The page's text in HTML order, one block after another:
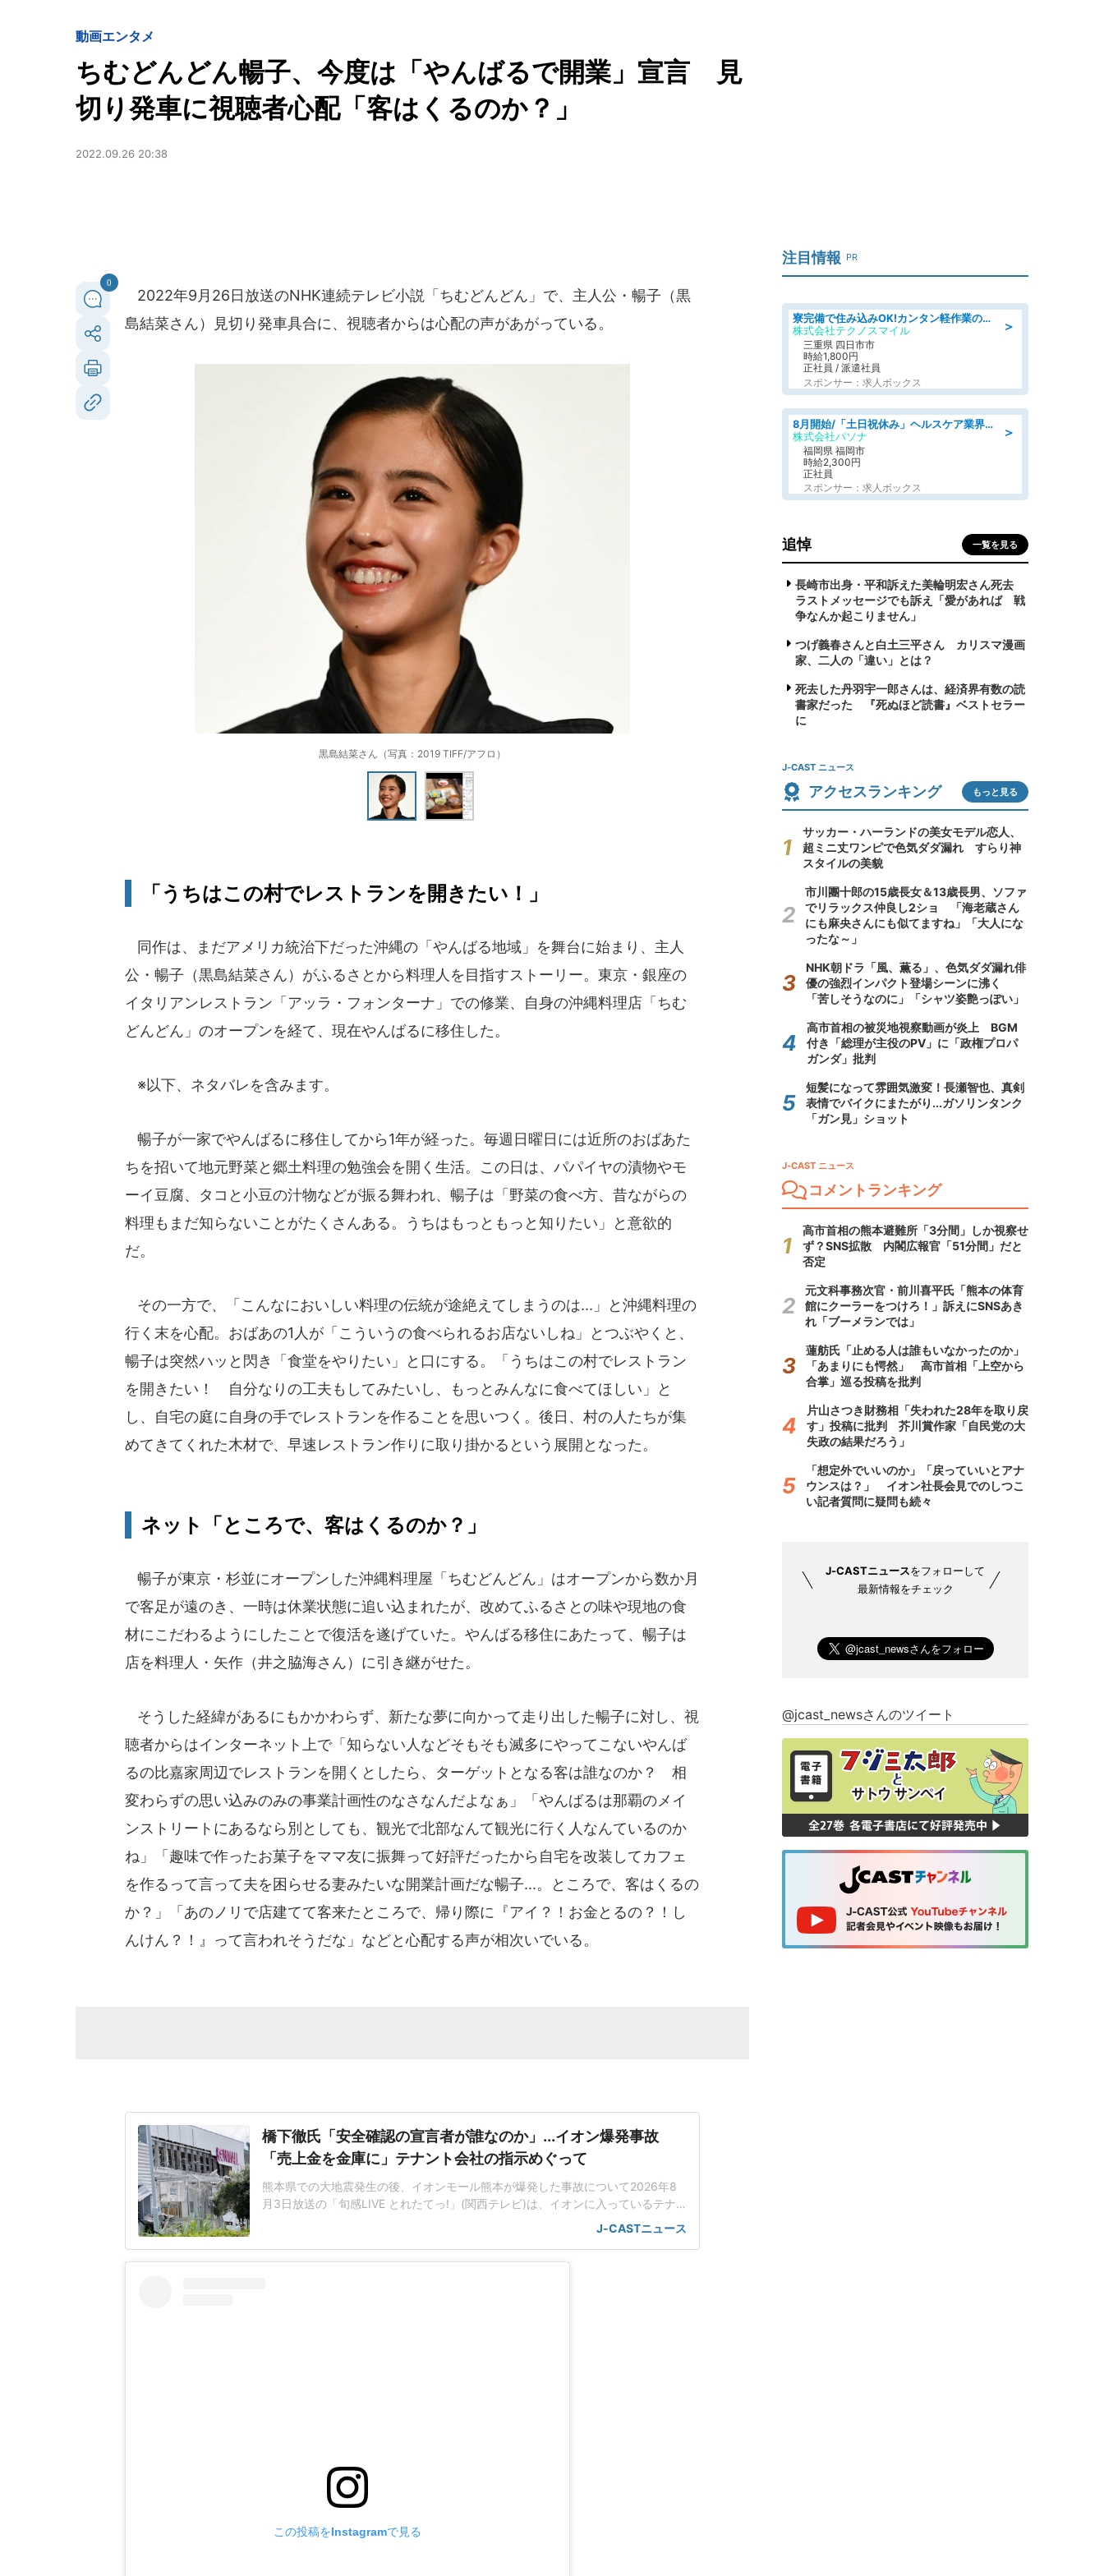
動画エンタメ
ちむどんどん暢子、今度は「やんばるで開業」宣言 見
切り発車に視聴者心配「客はくるのか？」
2022.09.26 20:38
0
2022年9月26日放送のNHK連続テレビ小説「ちむどんどん」で、主人公・暢子（黒
島結菜さん）見切り発車具合に、視聴者からは心配の声があがっている。
黒島結菜さん（写真：2019 TIFF/アフロ）
「うちはこの村でレストランを開きたい！」
同作は、まだアメリカ統治下だった沖縄の「やんばる地域」を舞台に始まり、主人
公・暢子（黒島結菜さん）がふるさとから料理人を目指すストーリー。東京・銀座の
イタリアンレストラン「アッラ・フォンターナ」での修業、自身の沖縄料理店「ちむ
どんどん」のオープンを経て、現在やんばるに移住した。
※以下、ネタバレを含みます。
暢子が一家でやんばるに移住してから1年が経った。毎週日曜日には近所のおばあた
ちを招いて地元野菜と郷土料理の勉強会を開く生活。この日は、パパイヤの漬物やモ
ーイ豆腐、タコと小豆の汁物などが振る舞われ、暢子は「野菜の食べ方、昔ながらの
料理もまだ知らないことがたくさんある。うちはもっともっと知りたい」と意欲的
だ。
その一方で、「こんなにおいしい料理の伝統が途絶えてしまうのは...」と沖縄料理の
行く末を心配。おばあの1人が「こういうの食べられるお店ないしね」とつぶやくと、
暢子は突然ハッと閃き「食堂をやりたい」と口にする。「うちはこの村でレストラン
を開きたい！ 自分なりの工夫もしてみたいし、もっとみんなに食べてほしい」と
し、自宅の庭に自身の手でレストランを作ることを思いつく。後日、村の人たちが集
めてきてくれた木材で、早速レストラン作りに取り掛かるという展開となった。
ネット「ところで、客はくるのか？」
暢子が東京・杉並にオープンした沖縄料理屋「ちむどんどん」はオープンから数か月
で客足が遠のき、一時は休業状態に追い込まれたが、改めてふるさとの味や現地の食
材にこだわるようにしたことで復活を遂げていた。やんばる移住にあたって、暢子は
店を料理人・矢作（井之脇海さん）に引き継がせた。
そうした経緯があるにもかかわらず、新たな夢に向かって走り出した暢子に対し、視
聴者からはインターネット上で「知らない人などそもそも滅多にやってこないやんば
るの比嘉家周辺でレストランを開くとしたら、ターゲットとなる客は誰なのか？ 相
変わらずの思い込みのみの事業計画性のなさなんだよなぁ」「やんばるは那覇のメイ
ンストリートにあるなら別としても、観光で北部なんて観光に行く人なんているのか
ね」「趣味で作ったお菓子をママ友に振舞って好評だったから自宅を改装してカフェ
を作るって言って夫を困らせる妻みたいな開業計画だな暢子...。ところで、客はくるの
か？」「あのノリで店建てて客来たところで、帰り際に『アイ？！お金とるの？！し
んけん？！』って言われそうだな」などと心配する声が相次いでいる。
橋下徹氏「安全確認の宣言者が誰なのか」...イオン爆発事故
「売上金を金庫に」テナント会社の指示めぐって
熊本県での大地震発生の後、イオンモール熊本が爆発した事故について2026年8
月3日放送の「旬感LIVE とれたてっ!」(関西テレビ)は、イオンに入っているテナ
ント会社の幹部が避難した従業員2人に売上金を金庫に入れるように指示したこと
で爆発事故の犠牲になったことを取り上げた。店内に戻った5分後に爆破が起きた
J-CASTニュース
この投稿をInstagramで見る
注目情報 PR
＞
寮完備で住み込みOK!カンタン軽作業のお仕事 denso aichi
株式会社テクノスマイル
三重県 四日市市
時給1,800円
正社員 / 派遣社員
スポンサー：求人ボックス
＞
8月開始/「土日祝休み」ヘルスケア業界の産業保健師/高時給/未経験OK/要資格:保健師、正看護師
株式会社パソナ
福岡県 福岡市
時給2,300円
正社員
スポンサー：求人ボックス
追悼 一覧を見る
長崎市出身・平和訴えた美輪明宏さん死去
ラストメッセージでも訴え「愛があれば 戦
争なんか起こりません」
つげ義春さんと白土三平さん カリスマ漫画
家、二人の「違い」とは？
死去した丹羽宇一郎さんは、経済界有数の読
書家だった 『死ぬほど読書』ベストセラー
に
J-CAST ニュース
アクセスランキング もっと見る
サッカー・ハーランドの美女モデル恋人、
超ミニ丈ワンピで色気ダダ漏れ すらり神
スタイルの美貌
市川團十郎の15歳長女＆13歳長男、ソファ
でリラックス仲良し2ショ 「海老蔵さん
にも麻央さんにも似てますね」「大人にな
ったな～」
NHK朝ドラ「風、薫る」、色気ダダ漏れ俳
優の強烈インパクト登場シーンに沸く
「苦しそうなのに」「シャツ姿艶っぽい」
高市首相の被災地視察動画が炎上 BGM
付き「総理が主役のPV」に「政権プロパ
ガンダ」批判
短髪になって雰囲気激変！長瀬智也、真剣
表情でバイクにまたがり...ガソリンタンク
「ガン見」ショット
J-CAST ニュース
コメントランキング
高市首相の熊本避難所「3分間」しか視察せ
ず？SNS拡散 内閣広報官「51分間」だと
否定
元文科事務次官・前川喜平氏「熊本の体育
館にクーラーをつけろ！」訴えにSNSあき
れ「ブーメランでは」
蓮舫氏「止める人は誰もいなかったのか」
「あまりにも愕然」 高市首相「上空から
合掌」巡る投稿を批判
片山さつき財務相「失われた28年を取り戻
す」投稿に批判 芥川賞作家「自民党の大
失政の結果だろう」
「想定外でいいのか」「戻っていいとアナ
ウンスは？」 イオン社長会見でのしつこ
い記者質問に疑問も続々
J-CASTニュースをフォローして
最新情報をチェック
@jcast_newsさんのツイート